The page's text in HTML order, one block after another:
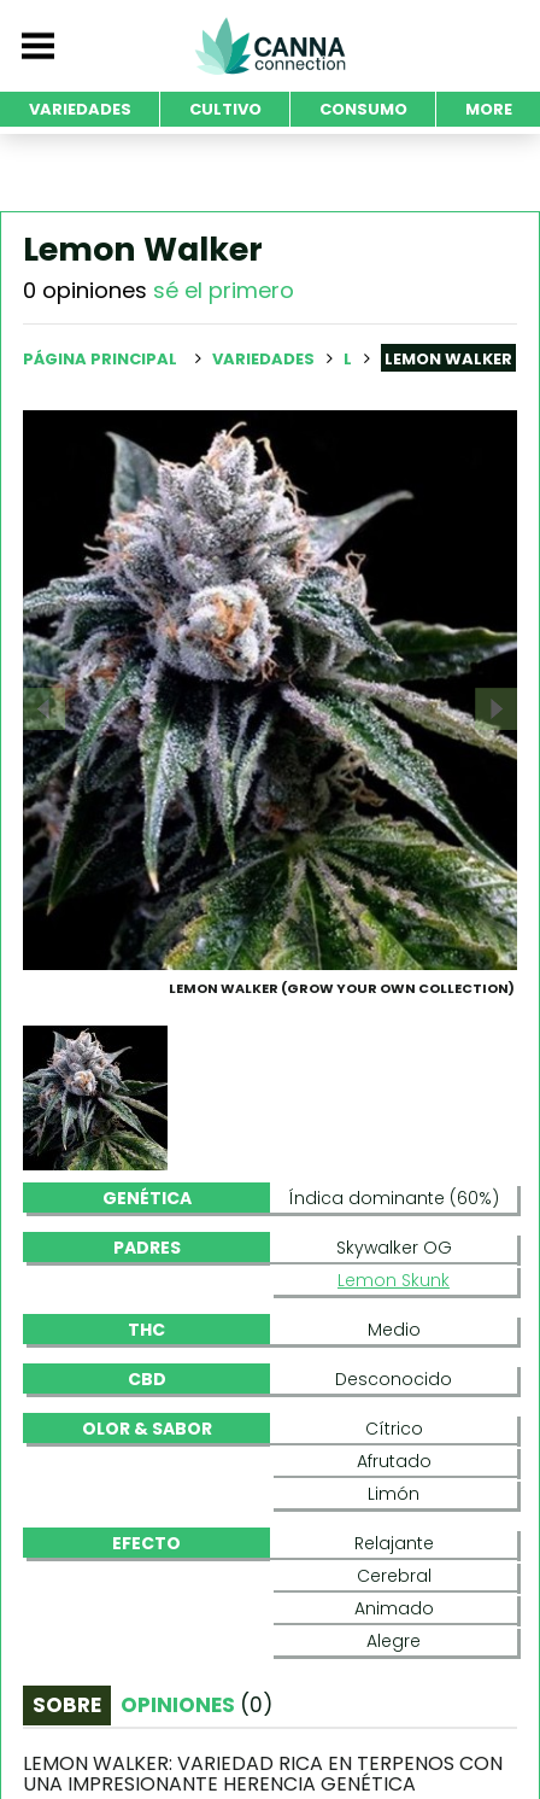
VARIEDADES CULTIVO CONSUMO MORE
Lemon Walker
0 opiniones sé el primero
PÁGINA PRINCIPAL VARIEDADES L LEMON WALKER
LEMON WALKER (GROW YOUR OWN COLLECTION)
GENÉTICA Índica dominante (60%)
PADRES
Skywalker OG
Lemon Skunk
THC Medio
CBD Desconocido
OLOR & SABOR
Cítrico
Afrutado
Limón
EFECTO
Relajante
Cerebral
Animado
Alegre
SOBRE OPINIONES (0)
LEMON WALKER: VARIEDAD RICA EN TERPENOS CON
UNA IMPRESIONANTE HERENCIA GENÉTICA